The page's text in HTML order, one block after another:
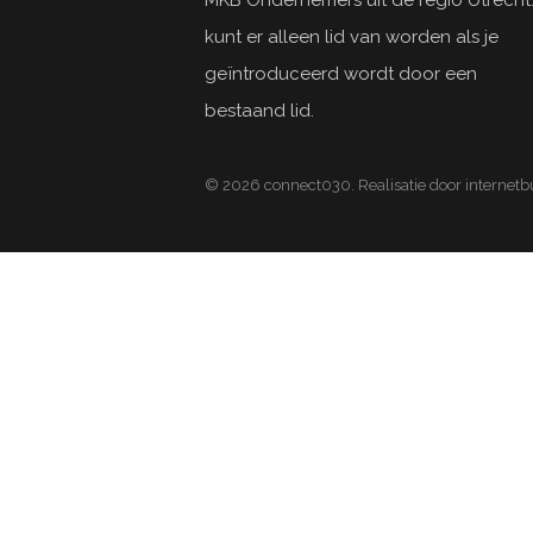
kunt er alleen lid van worden als je
geïntroduceerd wordt door een
bestaand lid.
© 2026 connect030. Realisatie door